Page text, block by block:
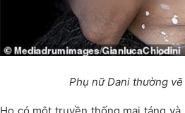
Phụ nữ Dani thường